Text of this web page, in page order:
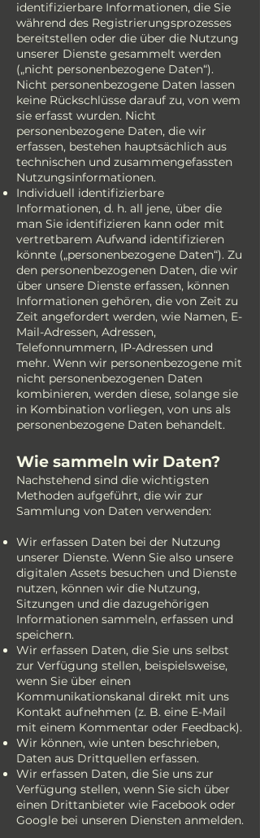
identifizierbare Informationen, die Sie
während des Registrierungsprozesses
bereitstellen oder die über die Nutzung
unserer Dienste gesammelt werden
(„nicht personenbezogene Daten“).
Nicht personenbezogene Daten lassen
keine Rückschlüsse darauf zu, von wem
sie erfasst wurden. Nicht
personenbezogene Daten, die wir
erfassen, bestehen hauptsächlich aus
technischen und zusammengefassten
Nutzungsinformationen.
Individuell identifizierbare
Informationen, d. h. all jene, über die
man Sie identifizieren kann oder mit
vertretbarem Aufwand identifizieren
könnte („personenbezogene Daten“). Zu
den personenbezogenen Daten, die wir
über unsere Dienste erfassen, können
Informationen gehören, die von Zeit zu
Zeit angefordert werden, wie Namen, E-
Mail-Adressen, Adressen,
Telefonnummern, IP-Adressen und
mehr. Wenn wir personenbezogene mit
nicht personenbezogenen Daten
kombinieren, werden diese, solange sie
in Kombination vorliegen, von uns als
personenbezogene Daten behandelt.
Wie sammeln wir Daten?
Nachstehend sind die wichtigsten
Methoden aufgeführt, die wir zur
Sammlung von Daten verwenden:
Wir erfassen Daten bei der Nutzung
unserer Dienste. Wenn Sie also unsere
digitalen Assets besuchen und Dienste
nutzen, können wir die Nutzung,
Sitzungen und die dazugehörigen
Informationen sammeln, erfassen und
speichern.
Wir erfassen Daten, die Sie uns selbst
zur Verfügung stellen, beispielsweise,
wenn Sie über einen
Kommunikationskanal direkt mit uns
Kontakt aufnehmen (z. B. eine E-Mail
mit einem Kommentar oder Feedback).
Wir können, wie unten beschrieben,
Daten aus Drittquellen erfassen.
Wir erfassen Daten, die Sie uns zur
Verfügung stellen, wenn Sie sich über
einen Drittanbieter wie Facebook oder
Google bei unseren Diensten anmelden.